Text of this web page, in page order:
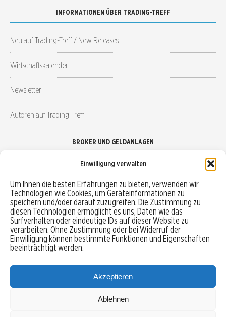
Einwilligung verwalten
Um Ihnen die besten Erfahrungen zu bieten, verwenden wir
Technologien wie Cookies, um Geräteinformationen zu
speichern und/oder darauf zuzugreifen. Die Zustimmung zu
diesen Technologien ermöglicht es uns, Daten wie das
Surfverhalten oder eindeutige IDs auf dieser Website zu
verarbeiten. Ohne Zustimmung oder bei Widerruf der
Einwilligung können bestimmte Funktionen und Eigenschaften
beeinträchtigt werden.
Akzeptieren
Ablehnen
INFORMATIONEN ÜBER TRADING-TREFF
Neu auf Trading-Treff / New Releases
Wirtschaftskalender
Newsletter
Autoren auf Trading-Treff
BROKER UND GELDANLAGEN
Robo-Advisor vergleichen
Depotvergleich
Festgeld vergleichen
Tagesgeld vergleichen